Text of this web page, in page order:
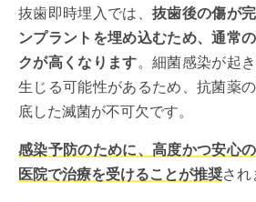
抜歯即時埋入では、 抜歯後の傷が
ンプラントを埋め込むため、通常
クが高くなります。細菌感染が起
生じる可能性があるため、抗菌薬
底した滅菌が不可欠です。
感染予防のために、高度かつ安心
医院で治療を受けることが推奨され